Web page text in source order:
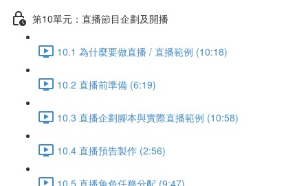
第10單元：直播節目企劃及開播
10.1 為什麼要做直播 / 直播範例 (10:18)
10.2 直播前準備 (6:19)
10.3 直播企劃腳本與實際直播範例 (10:58)
10.4 直播預告製作 (2:56)
10.5 直播角色任務分配 (9:47)